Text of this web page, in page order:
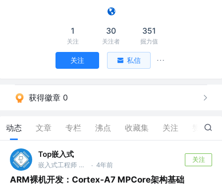
1
关注
30
关注者
351
掘力值
关注 私信
获得徽章 0
动态 文章 专栏 沸点 收藏集 关注 0
Top嵌入式
嵌入式工程师 @华为 · 4年前
关注
ARM裸机开发：Cortex-A7 MPCore架构基础